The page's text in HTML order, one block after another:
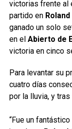
victorias frente al
partido enRoland
ganado un solo
en el Abierto de
victoria en cinco
Para levantar su
cuatro días
por la lluvia, y
“Fue un